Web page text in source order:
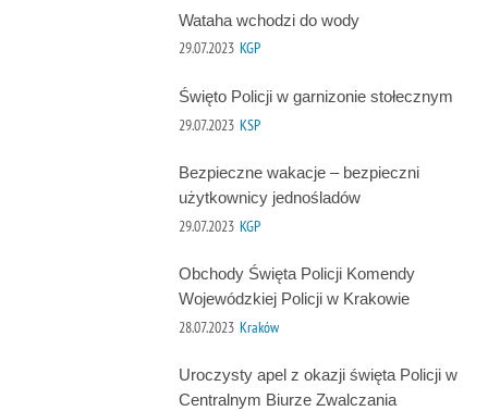
Wataha wchodzi do wody
29.07.2023 KGP
Święto Policji w garnizonie stołecznym
29.07.2023 KSP
Bezpieczne wakacje – bezpieczni
użytkownicy jednośladów
29.07.2023 KGP
Obchody Święta Policji Komendy
Wojewódzkiej Policji w Krakowie
28.07.2023 Kraków
Uroczysty apel z okazji święta Policji w
Centralnym Biurze Zwalczania